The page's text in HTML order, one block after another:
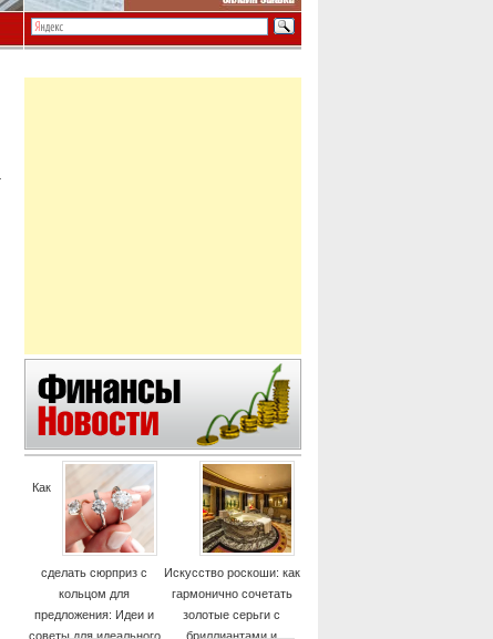
Как
сделать сюрприз с
кольцом для
предложения: Идеи и
советы для идеального
Искусство роскоши: как
гармонично сочетать
золотые серьги с
бриллиантами и